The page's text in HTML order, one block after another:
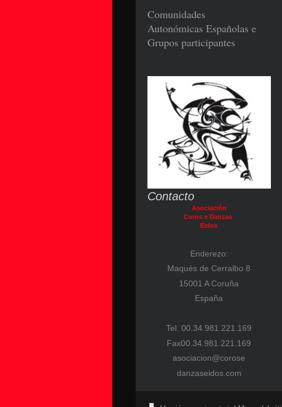
Comunidades
Autonómicas Españolas e
Grupos participantes
Contacto
Asociación
Coros e Danzas
Eidos
Enderezo:
Maqués de Cerralbo 8
15001 A Coruña
España
Tel. 00.34.981.221.169
Fax00.34.981.221.169
asociacion@corose
danzaseidos.com